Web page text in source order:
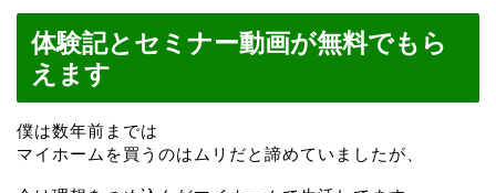
体験記とセミナー動画が無料でもら
えます
僕は数年前までは
マイホームを買うのはムリだと諦めていましたが、